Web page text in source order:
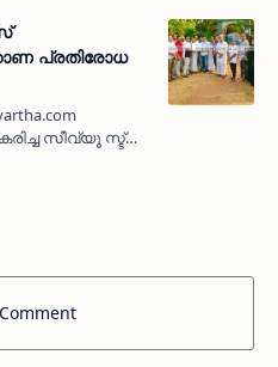
പ്രതിരോധ
സീവ്യൂ സ്ട്രീറ്റ്
ലോഗോ